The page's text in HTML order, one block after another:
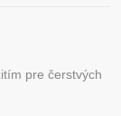
pre čerstvých